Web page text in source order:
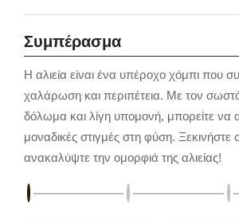
Συμπέρασμα
Η αλιεία είναι ένα υπέροχο χόμπι που
χαλάρωση και περιπέτεια. Με τον
δόλωμα και λίγη υπομονή, μπορείτε να
μοναδικές στιγμές στη φύση. Ξεκινήστε
ανακαλύψτε την ομορφιά της αλιείας!